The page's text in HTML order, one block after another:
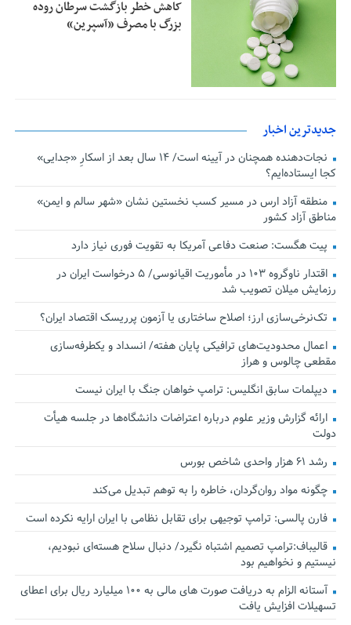
کاهش خطر بازگشت سرطان روده
بزرگ با مصرف «آسپرین»
جدیدترین اخبار
نجات‌دهنده‌ همچنان در آیینه است/ ۱۴ سال بعد از اسکارِ «جدایی»
کجا ایستاده‌ایم؟
منطقه آزاد ارس در مسیر کسب نخستین نشان «شهر سالم و ایمن»
مناطق آزاد کشور
پیت هگست: صنعت دفاعی آمریکا به تقویت فوری نیاز دارد
اقتدار ناوگروه ۱۰۳ در مأموریت‌ اقیانوسی/ ۵ درخواست ایران در
رزمایش میلان تصویب شد
تک‌نرخی‌سازی ارز؛ اصلاح ساختاری یا آزمون پرریسک اقتصاد ایران؟
اعمال محدودیت‌های ترافیکی پایان هفته/ انسداد و یکطرفه‌سازی
مقطعی چالوس و هراز
دیپلمات سابق انگلیس:‌ ترامپ خواهان جنگ با ایران نیست
ارائه گزارش وزیر علوم درباره اعتراضات دانشگاه‌ها در جلسه هیأت
دولت
رشد ۶۱ هزار واحدی شاخص بورس
چگونه مواد روان‌گردان، خاطره را به توهم تبدیل می‌کند
فارن پالسی: ترامپ توجیهی برای تقابل نظامی با ایران ارایه نکرده است
قالیباف:ترامپ تصمیم اشتباه نگیرد/ دنبال سلاح هسته‌ای نبودیم،
نیستیم و نخواهیم بود
آستانه الزام به دریافت صورت های مالی به ۱۰۰ میلیارد ریال برای اعطای
تسهیلات افزایش یافت